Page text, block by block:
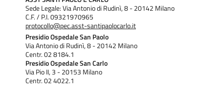
Sede Legale: Via Antonio di Rudinì, 8 - 20142 Milano
C.F. / P.I. 09321970965
protocollo@pec.asst-santipaolocarlo.it
Presidio Ospedale San Paolo
Via Antonio di Rudinì, 8 - 20142 Milano
Centr. 02 8184.1
Presidio Ospedale San Carlo
Via Pio II, 3 - 20153 Milano
Centr. 02 4022.1